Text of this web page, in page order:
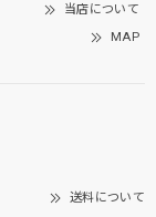
当店について
MAP
送料について